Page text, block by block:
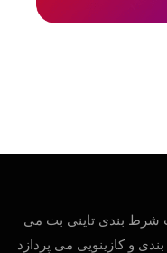
شرط بندی تاینی بت می
و کازینویی می پردازد